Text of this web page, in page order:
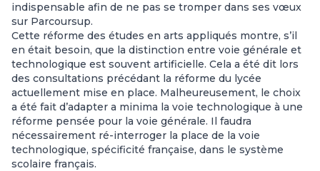
indispensable afin de ne pas se tromper dans ses vœux
sur Parcoursup.
Cette réforme des études en arts appliqués montre, s’il
en était besoin, que la distinction entre voie générale et
technologique est souvent artificielle. Cela a été dit lors
des consultations précédant la réforme du lycée
actuellement mise en place. Malheureusement, le choix
a été fait d’adapter a minima la voie technologique à une
réforme pensée pour la voie générale. Il faudra
nécessairement ré-interroger la place de la voie
technologique, spécificité française, dans le système
scolaire français.